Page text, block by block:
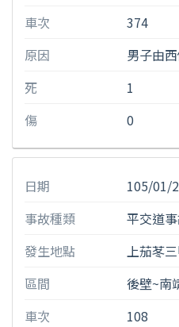
車次
374
原因
男子由
死
1
傷
0
日期
105/01/
事故種類
平交道
發生地點
上茄苳
區間
後壁~南
車次
108